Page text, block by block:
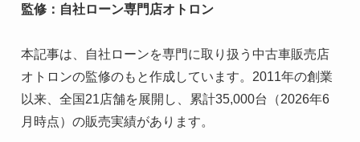
監修：自社ローン専門店オトロン
本記事は、自社ローンを専門に取り扱う中古車販売店
オトロンの監修のもと作成しています。2011年の創業
以来、全国21店舗を展開し、累計35,000台（2026年6
月時点）の販売実績があります。